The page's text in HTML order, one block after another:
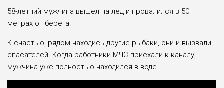
58-летний мужчина вышел на лед и провалился в 50
метрах от берега.
К счастью, рядом находись другие рыбаки, они и вызвали
спасателей. Когда работники МЧС приехали к каналу,
мужчина уже полностью находился в воде.